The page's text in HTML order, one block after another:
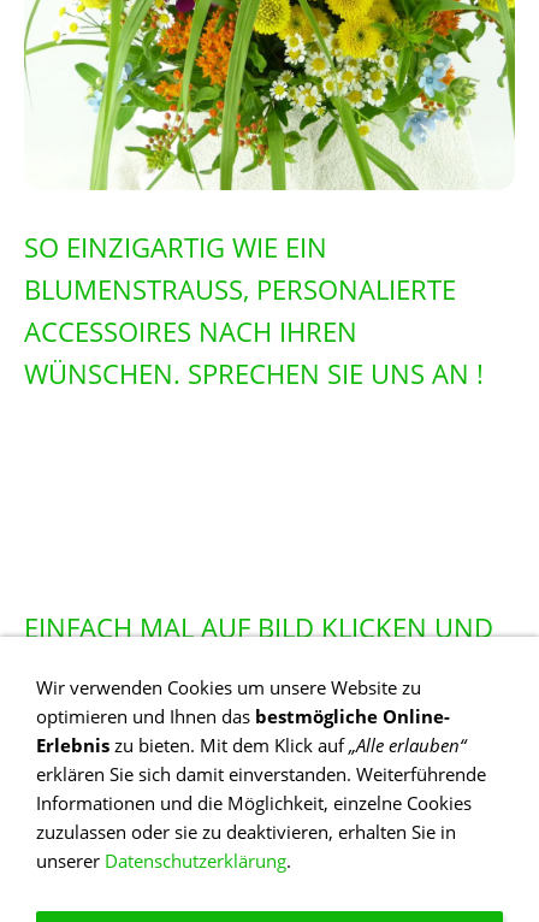
SO EINZIGARTIG WIE EIN
BLUMENSTRAUSS, PERSONALIERTE
ACCESSOIRES NACH IHREN
WÜNSCHEN. SPRECHEN SIE UNS AN !
EINFACH MAL AUF BILD KLICKEN UND
IHR BLUMENFACHGESCHÄFT
Wir verwenden Cookies um unsere Website zu
optimieren und Ihnen das bestmögliche Online-
Erlebnis zu bieten. Mit dem Klick auf„Alle erlauben“
erklären Sie sich damit einverstanden. Weiterführende
Informationen und die Möglichkeit, einzelne Cookies
zuzulassen oder sie zu deaktivieren, erhalten Sie in
unserer Datenschutzerklärung.